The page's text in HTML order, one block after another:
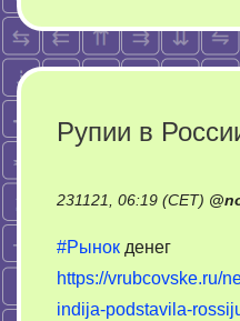
Рупии в
231121, 06:19 (CET) @
#Рынок денег
https://vrubcovske.ru/
indija-podstavila-